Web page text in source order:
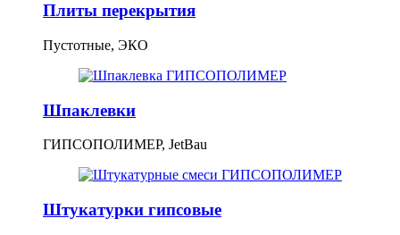
Плиты перекрытия
Пустотные, ЭКО
Шпаклевки
ГИПСОПОЛИМЕР, JetBau
Штукатурки гипсовые